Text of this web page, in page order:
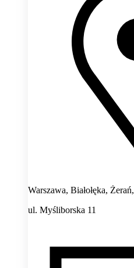
Warszawa, Białołęka, Żerań,
ul. Myśliborska 11